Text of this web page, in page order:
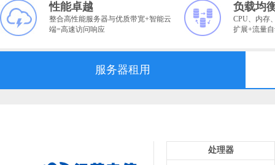
性能卓越
整合高性能服务器与优质带宽+智能云
端=高速访问响应
负载均
CPU、内存
扩展+流量
服务器租用
处理器